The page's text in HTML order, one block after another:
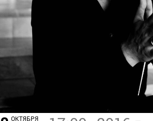
ОКТЯБРЯ